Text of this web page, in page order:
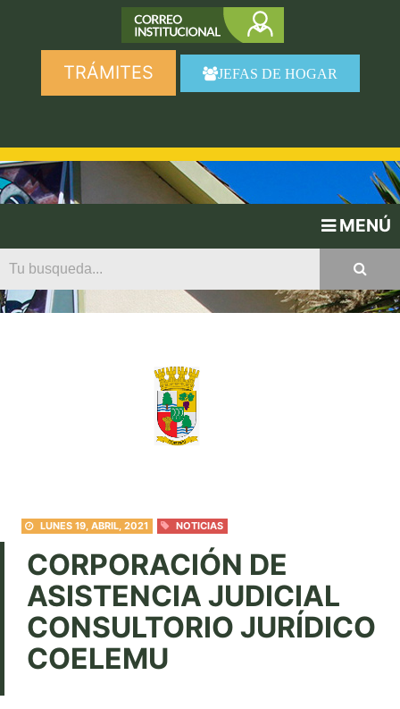
TRÁMITES JEFAS DE HOGAR
MENÚ
LUNES 19, ABRIL, 2021 NOTICIAS
CORPORACIÓN DE
ASISTENCIA JUDICIAL
CONSULTORIO JURÍDICO
COELEMU